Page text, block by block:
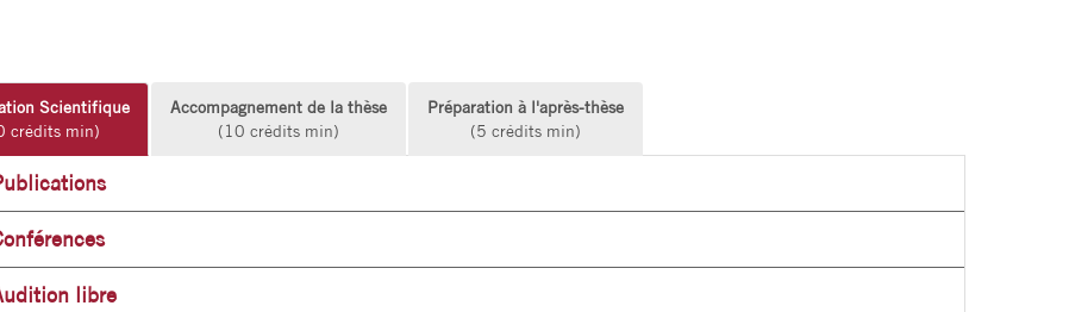
Scientifique
crédits min)
Accompagnement de la thèse
(10 crédits min)
Préparation à l'après-thèse
(5 crédits min)
libre